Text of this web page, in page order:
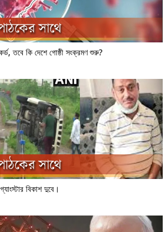
তবে কি দেশে গোষ্ঠী সংক্রমণ শুরু?
বিকাশ দুবে।